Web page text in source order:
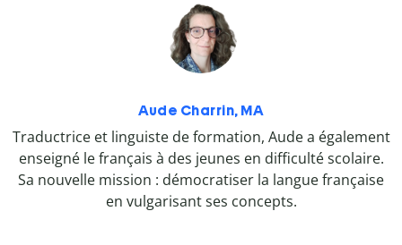
Aude Charrin, MA
Traductrice et linguiste de formation, Aude a également
enseigné le français à des jeunes en difficulté scolaire.
Sa nouvelle mission : démocratiser la langue française
en vulgarisant ses concepts.